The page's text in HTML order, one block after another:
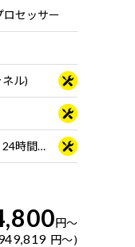
セッサー
ル)
3年間センドバック修理保証・24時間×365日電話サポート
円～
円～